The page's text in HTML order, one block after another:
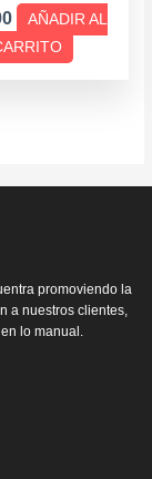
AÑADIR AL
promoviendo la
a nuestros clientes,
lo manual.